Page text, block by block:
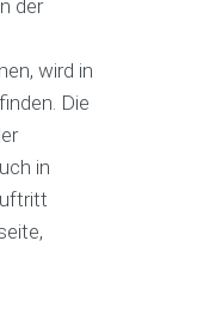
der
wird in
Die
in